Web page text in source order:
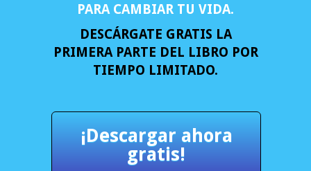
PARA CAMBIAR TU VIDA.
DESCÁRGATE GRATIS LA
PRIMERA PARTE DEL LIBRO POR
TIEMPO LIMITADO.
¡Descargar ahora
gratis!